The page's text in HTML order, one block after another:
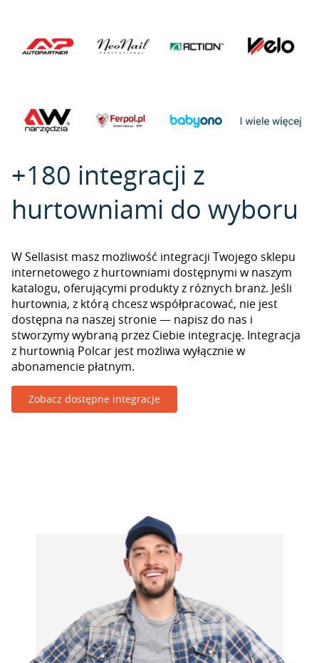
+180 integracji z
hurtowniami do wyboru
W Sellasist masz możliwość integracji Twojego sklepu
internetowego z hurtowniami dostępnymi w naszym
katalogu, oferującymi produkty z różnych branż. Jeśli
hurtownia, z którą chcesz współpracować, nie jest
dostępna na naszej stronie — napisz do nas i
stworzymy wybraną przez Ciebie integrację. Integracja
z hurtownią Polcar jest możliwa wyłącznie w
abonamencie płatnym.
Zobacz dostępne integracje